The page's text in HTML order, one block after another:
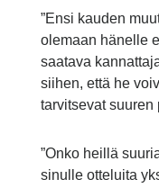
”Ensi kauden
olemaan hänelle
saatava
siihen, että he
tarvitsevat suuren
”Onko heillä
sinulle otteluita